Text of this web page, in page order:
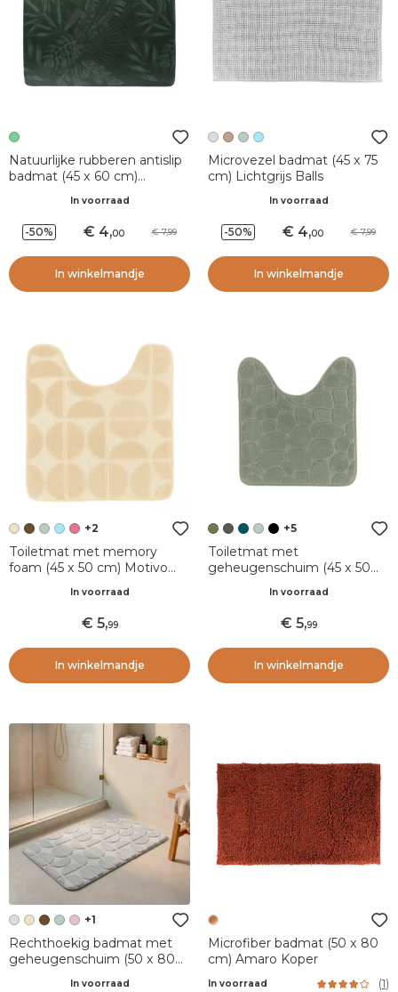
Natuurlijke rubberen antislip
badmat (45 x 60 cm)
In voorraad
-50% 4,00 7,99
In winkelmandje
Microvezel badmat (45 x 75
cm) Lichtgrijs Balls
In voorraad
-50% 4,00 7,99
In winkelmandje
+2
Toiletmat met memory
foam (45 x 50 cm) Motivo
In voorraad
5,99
In winkelmandje
+5
Toiletmat met
geheugenschuim (45 x 50
In voorraad
5,99
In winkelmandje
+1
Rechthoekig badmat met
geheugenschuim (50 x 80
In voorraad
Microfiber badmat (50 x 80
cm) Amaro Koper
In voorraad (1)